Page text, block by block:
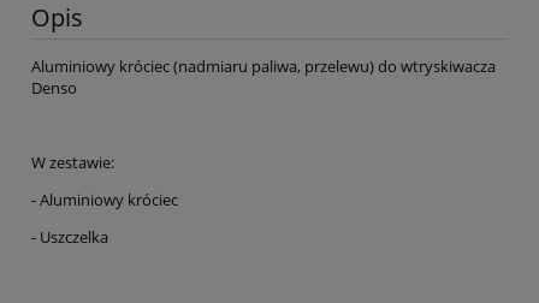
Opis
Aluminiowy króciec (nadmiaru paliwa, przelewu) do wtryskiwacza
Denso
W zestawie:
- Aluminiowy króciec
- Uszczelka